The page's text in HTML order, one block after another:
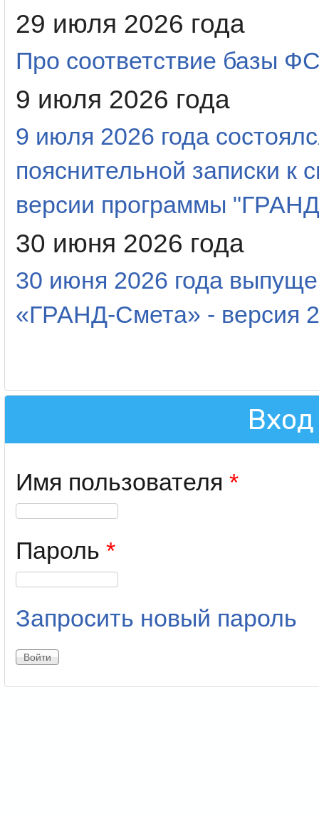
29 июля 2026 года
Про соответствие базы
9 июля 2026 года
9 июля 2026 года
пояснительной записки к
версии программы
30 июня 2026 года
30 июня 2026 года
«ГРАНД-Смета» - версия
Имя пользователя *
Пароль *
Запросить новый пароль